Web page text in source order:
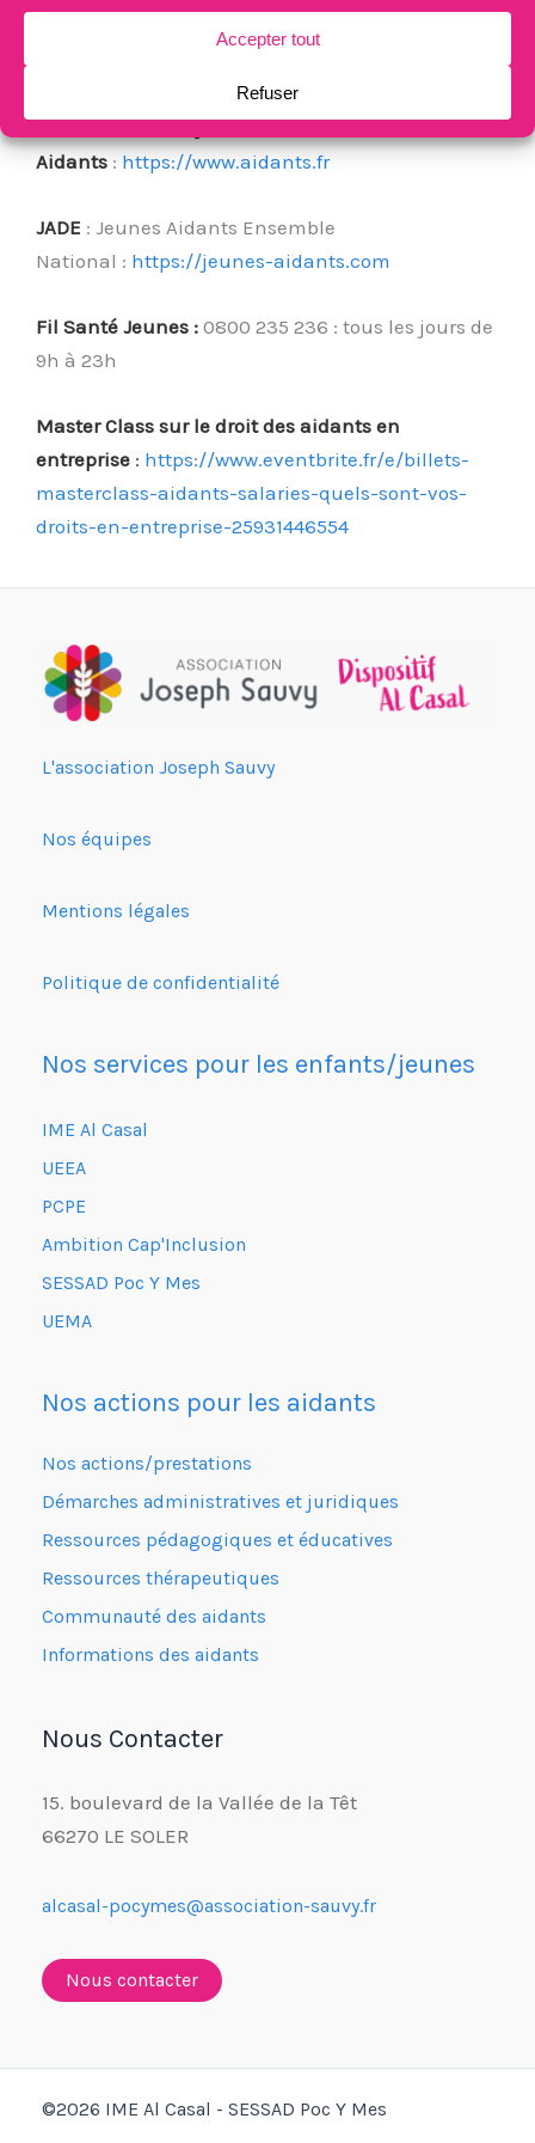
personnes avec handicap mental sévère :
Association Française des
Aidants : https://www.aidants.fr
JADE : Jeunes Aidants Ensemble
National : https://jeunes-aidants.com
Fil Santé Jeunes : 0800 235 236 : tous les jours de
9h à 23h
Master Class sur le droit des aidants en
entreprise : https://www.eventbrite.fr/e/billets-
masterclass-aidants-salaries-quels-sont-vos-
droits-en-entreprise-25931446554
L'association Joseph Sauvy
Nos équipes
Mentions légales
Politique de confidentialité
Nos services pour les enfants/jeunes
IME Al Casal
UEEA
PCPE
Ambition Cap'Inclusion
SESSAD Poc Y Mes
UEMA
Nos actions pour les aidants
Nos actions/prestations
Démarches administratives et juridiques
Ressources pédagogiques et éducatives
Ressources thérapeutiques
Communauté des aidants
Informations des aidants
Nous Contacter
15. boulevard de la Vallée de la Têt
66270 LE SOLER
alcasal-pocymes@association-sauvy.fr
Nous contacter
©2026 IME Al Casal - SESSAD Poc Y Mes